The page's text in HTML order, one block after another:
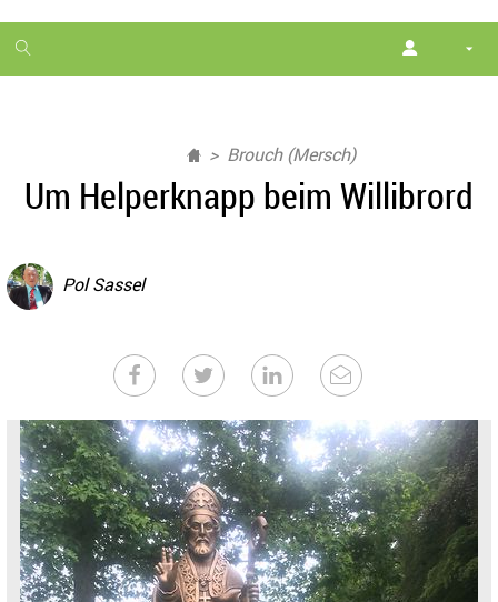
1
month
Brouch (Mersch)
Um Helperknapp beim Willibrord
Pol Sassel